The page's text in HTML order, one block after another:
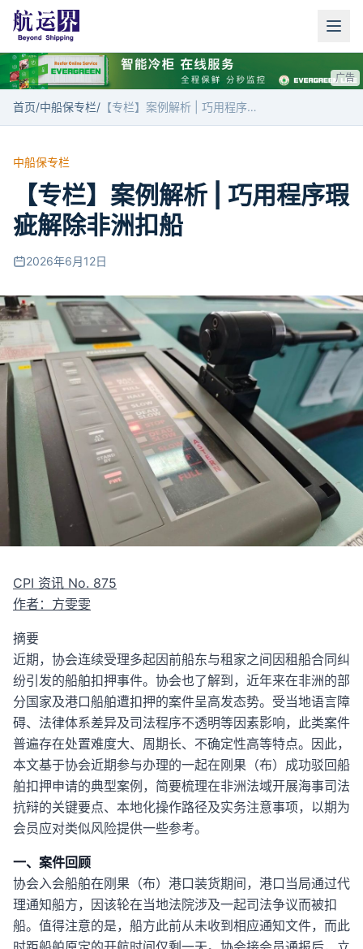
广告
首页/中船保专栏/ 【专栏】案例解析 | 巧用程序瑕疵解除非洲扣船
中船保专栏
【专栏】案例解析 | 巧用程序瑕
疵解除非洲扣船
2026年6月12日
CPI 资讯 No. 875
作者：方雯雯
摘要
近期，协会连续受理多起因前船东与租家之间因租船合同纠
纷引发的船舶扣押事件。协会也了解到，近年来在非洲的部
分国家及港口船舶遭扣押的案件呈高发态势。受当地语言障
碍、法律体系差异及司法程序不透明等因素影响，此类案件
普遍存在处置难度大、周期长、不确定性高等特点。因此，
本文基于协会近期参与办理的一起在刚果（布）成功驳回船
舶扣押申请的典型案例，简要梳理在非洲法域开展海事司法
抗辩的关键要点、本地化操作路径及实务注意事项，以期为
会员应对类似风险提供一些参考。
一、案件回顾
协会入会船舶在刚果（布）港口装货期间，港口当局通过代
理通知船方，因该轮在当地法院涉及一起司法争议而被扣
船。值得注意的是，船方此前从未收到相应通知文件，而此